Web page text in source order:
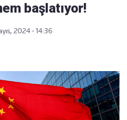
başlatıyor!
2024 - 14:36